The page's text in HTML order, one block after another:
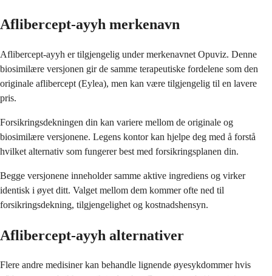
Aflibercept-ayyh merkenavn
Aflibercept-ayyh er tilgjengelig under merkenavnet Opuviz. Denne
biosimilære versjonen gir de samme terapeutiske fordelene som den
originale aflibercept (Eylea), men kan være tilgjengelig til en lavere
pris.
Forsikringsdekningen din kan variere mellom de originale og
biosimilære versjonene. Legens kontor kan hjelpe deg med å forstå
hvilket alternativ som fungerer best med forsikringsplanen din.
Begge versjonene inneholder samme aktive ingrediens og virker
identisk i øyet ditt. Valget mellom dem kommer ofte ned til
forsikringsdekning, tilgjengelighet og kostnadshensyn.
Aflibercept-ayyh alternativer
Flere andre medisiner kan behandle lignende øyesykdommer hvis